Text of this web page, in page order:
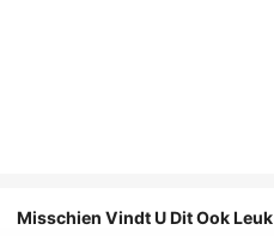
Misschien Vindt U Dit Ook Leuk